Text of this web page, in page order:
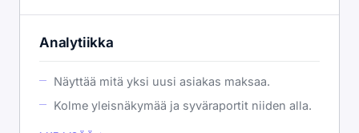
Analytiikka
Näyttää mitä yksi uusi asiakas maksaa.
Kolme yleisnäkymää ja syväraportit niiden alla.